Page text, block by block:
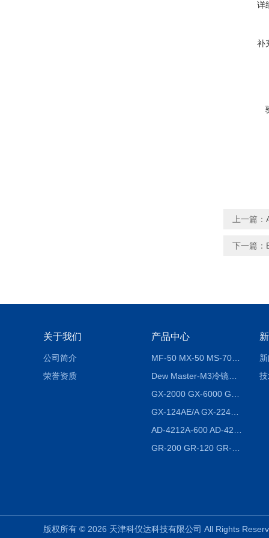
详
补
上一篇：
下一篇：
关于我们
公司简介
荣誉资质
产品中心
MF-50 MX-50 MS-70卤素水分测定仪 红外线水分仪
Dew Master-M3冷镜式露点仪
GX-124AE/A GX-224AE/A分析天平
版权所有 © 2026 天津科仪达科技有限公司 All Rights